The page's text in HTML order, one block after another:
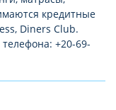
кредитные
Diners Club.
+20-69-